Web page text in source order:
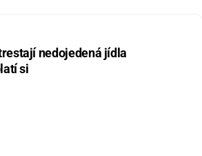
nedojedená jídla
si